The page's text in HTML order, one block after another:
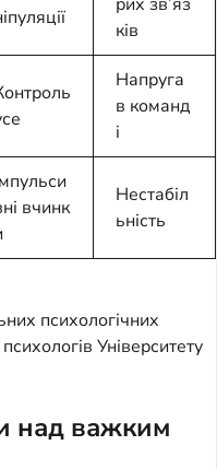
ків
Напруга
в команд
і
вчинк
Нестабіл
ьність
психологічних
Університету
над важким